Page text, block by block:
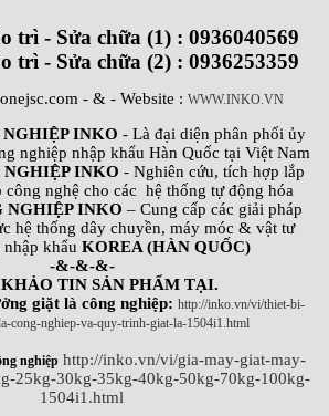
trì - Sửa chữa (1) : 0936040569
trì - Sửa chữa (2) : 0936253359
- & - Website : WWW.INKO.VN
INKO - Là đại diện phân phối ủy
nghiệp nhập khẩu Hàn Quốc tại Việt Nam
INKO - Nghiên cứu, tích hợp lắp
công nghệ cho các hệ thống tự động hóa
NGHIỆP INKO – Cung cấp các giải pháp
hệ thống dây chuyền, máy móc & vật tư
khẩu KOREA (HÀN QUỐC)
-&-&-&-
TIN SẢN PHẨM TẠI.
giặt là công nghiệp: http://inko.vn/vi/thiet-bi-
cong-nghiep-va-quy-trinh-giat-la-1504i1.html
nghiệp http://inko.vn/vi/gia-may-giat-may-
25kg-30kg-35kg-40kg-50kg-70kg-100kg-
1504i1.html